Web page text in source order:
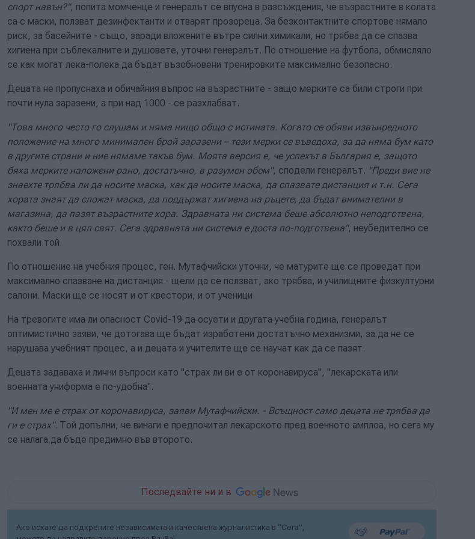
спорт навън?", попита момченце и генералът се впусна в разсъждения, че възрастните в колата
са с маски, ползват дезинфектанти и отварят прозореца. За безконтактните спортове нямало
риск, за басейните - също, заради вложените вътре силни химикали, но трябва да се спазва
хигиена при съблекалните и душовете, уточни генералът. По отношение на футбола, обмисляло
се как могат лека-полека да бъдат възобновени тренировките максимално безопасно.
Децата не пропуснаха и обичайния въпрос на възрастните - защо мерките са били строги при
почти нула заразени, а при над 1000 - се разхлабват.
"Това много често го слушам и няма нищо общо с истината. Когато се обяви извънредното
положение на много минимален брой заразени – тези мерки се въведоха, за да няма бум като
в другите страни и ние нямаме такъв бум. Моята версия е, че успехът в България е, защото
бяха мерките наложени рано, достатъчно, в разумен обем", сподели генералът. "Преди вие не
знаехте трябва ли да носите маска, как да носите маска, да спазвате дистанция и т.н. Сега
хората знаят да сложат маска, да поддържат хигиена на ръцете, да бъдат внимателни в
магазина, да пазят възрастните хора. Здравната ни система беше абсолютно неподготвена,
както беше и в цял свят. Сега здравната ни система е доста по-подготвена", неубедително се
похвали той.
По отношение на учебния процес, ген. Мутафчийски уточни, че матурите ще се проведат при
максимално спазване на дистанция - щели да се ползват, ако трябва, и училищните физкултурни
салони. Маски ще се носят и от квестори, и от ученици.
На тревогите има ли опасност Covid-19 да осуети и другата учебна година, генералът
оптимистично заяви, че дотогава ще бъдат изработени достатъчно механизми, за да не се
нарушава учебният процес, а и децата и учителите ще се научат как да се пазят.
Децата задаваха и лични въпроси като "страх ли ви е от коронавируса", "лекарската или
военната униформа е по-удобна".
"И мен ме е страх от коронавируса, заяви Мутафчийски. - Всъщност само децата не трябва да
ги е страх". Той допълни, че винаги е предпочитал лекарското пред военното амплоа, но сега му
се налага да бъде предимно във второто.
Последвайте ни и в
Ако искате да подкрепите независимата и качествена журналистика в “Сега”,